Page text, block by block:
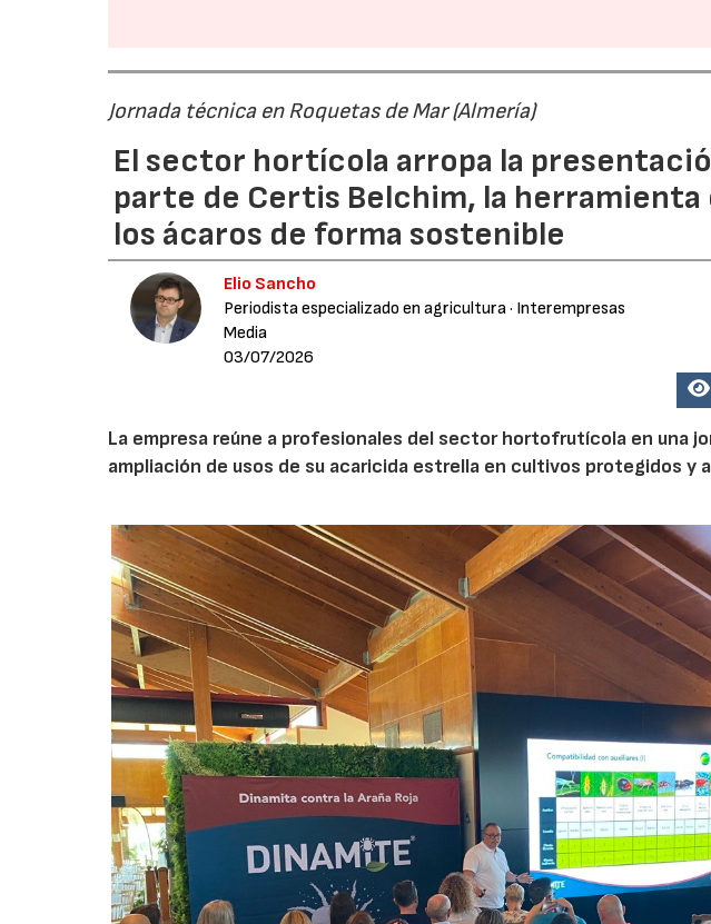
Jornada técnica en Roquetas de Mar (Almería)
El sector hortícola arropa la
parte de Certis Belchim, la
los ácaros de forma sostenible
Elio Sancho
Periodista especializado en agricultura· Interempresas
Media
03/07/2026
La empresa reúne a profesionales del sector hortofrutícola en una
ampliación de usos de su acaricida estrella en cultivos protegidos y